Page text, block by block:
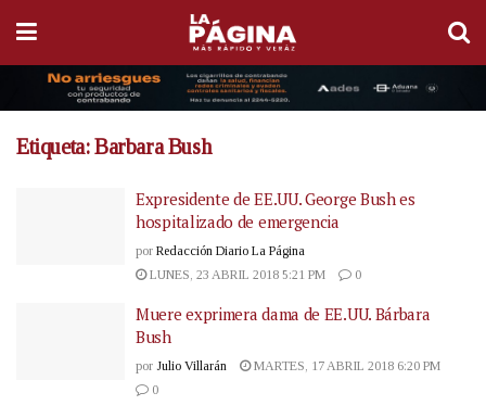
Etiqueta:Barbara Bush
Expresidente de EE.UU. George Bush es
hospitalizado de emergencia
por Redacción Diario La Página
LUNES, 23 ABRIL 2018 5:21 PM
0
Muere exprimera dama de EE.UU. Bárbara
Bush
por Julio Villarán
MARTES, 17 ABRIL 2018 6:20 PM
0